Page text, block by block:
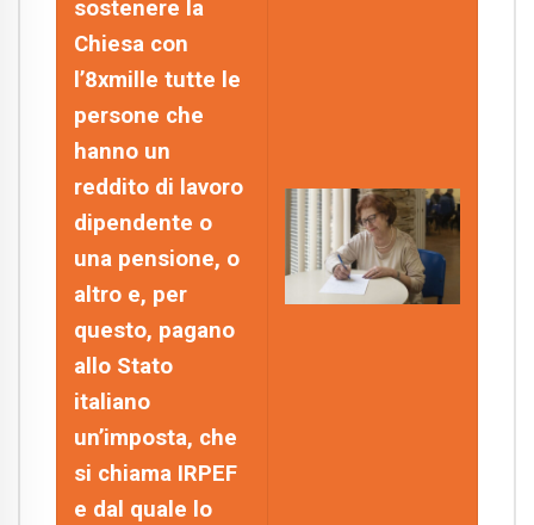
sostenere la
Chiesa con
l’8xmille tutte le
persone che
hanno un
reddito di lavoro
dipendente o
una pensione, o
altro e, per
questo, pagano
allo Stato
italiano
un’imposta, che
si chiama IRPEF
e dal quale lo